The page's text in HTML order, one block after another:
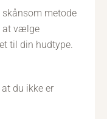
metode
at vælge
til din hudtype.
du ikke er